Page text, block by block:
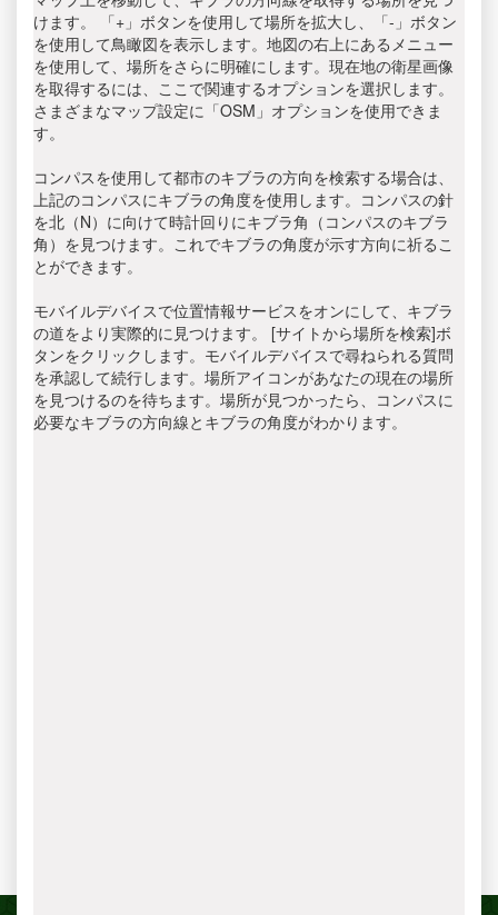
けます。 「+」ボタンを使用して場所を拡大し、「-」ボタン
を使用して鳥瞰図を表示します。地図の右上にあるメニュー
を使用して、場所をさらに明確にします。現在地の衛星画像
を取得するには、ここで関連するオプションを選択します。
さまざまなマップ設定に「OSM」オプションを使用できま
す。
コンパスを使用して都市のキブラの方向を検索する場合は、
上記のコンパスにキブラの角度を使用します。コンパスの針
を北（N）に向けて時計回りにキブラ角（コンパスのキブラ
角）を見つけます。これでキブラの角度が示す方向に祈るこ
とができます。
モバイルデバイスで位置情報サービスをオンにして、キブラ
の道をより実際的に見つけます。 [サイトから場所を検索]ボ
タンをクリックします。モバイルデバイスで尋ねられる質問
を承認して続行します。場所アイコンがあなたの現在の場所
を見つけるのを待ちます。場所が見つかったら、コンパスに
必要なキブラの方向線とキブラの角度がわかります。